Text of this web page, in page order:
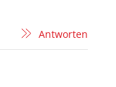
Antworten